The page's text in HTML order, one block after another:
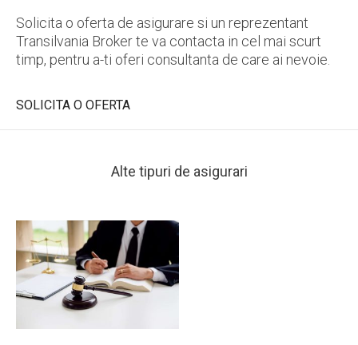
Solicita o oferta de asigurare si un reprezentant
Transilvania Broker te va contacta in cel mai scurt
timp, pentru a-ti oferi consultanta de care ai nevoie.
SOLICITA O OFERTA
Alte tipuri de asigurari